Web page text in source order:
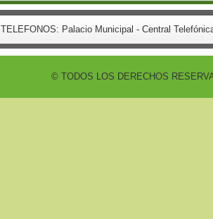
TELEFONOS: Palacio Municipal - Central
© TODOS LOS DERECHOS